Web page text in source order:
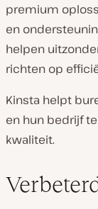
premium
en
helpen
richten op
Kinsta helpt
en hun bedrijf
kwaliteit.